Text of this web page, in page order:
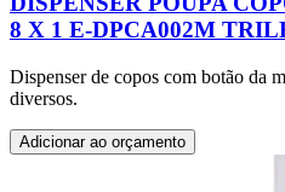
8 X 1 E-DPCA002M
Dispenser de copos com botão da
diversos.
Adicionar ao orçamento